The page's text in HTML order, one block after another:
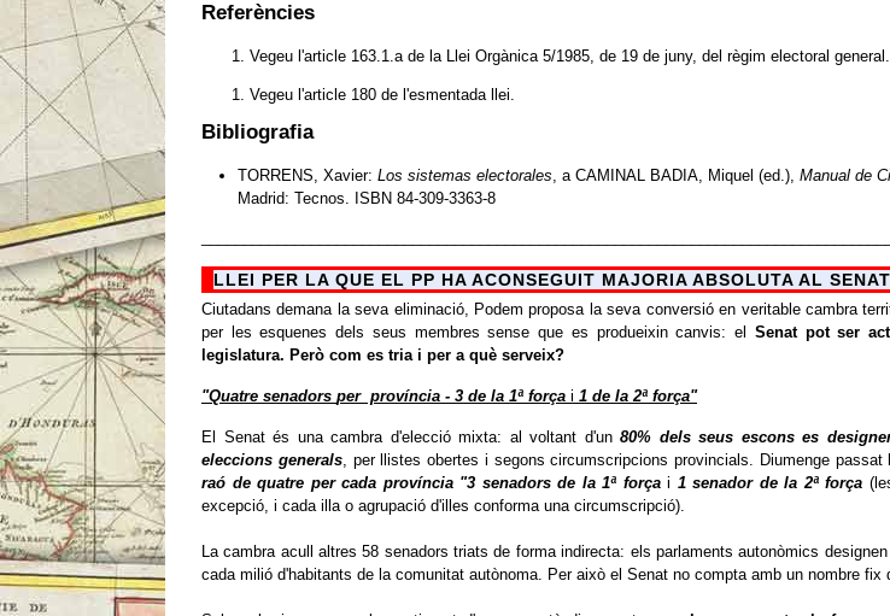
Referències
Vegeu l'article 163.1.a de la Llei Orgànica 5/1985, de 19 de juny, del règim electoral general.
Vegeu l'article 180 de l'esmentada llei.
Bibliografia
TORRENS, Xavier: Los sistemas electorales, a CAMINAL BADIA, Miquel (ed.), Manual de
Madrid: Tecnos. ISBN 84-309-3363-8
LLEI PER LA QUE EL PP HA ACONSEGUIT MAJORIA ABSOLUTA AL
Ciutadans demana la seva eliminació, Podem proposa la seva conversió en veritable cambra
per les esquenes dels seus membres sense que es produeixin canvis: el Senat pot ser
legislatura. Però com es tria i per a què serveix?
"Quatre senadors per província - 3 de la 1ª força i 1 de la 2ª força"
El Senat és una cambra d'elecció mixta: al voltant d'un80% dels seus escons es
eleccions generals, per llistes obertes i segons circumscripcions provincials. Diumenge
raó de quatre per cada província "3 senadors de la 1ª forçai 1 senador de la 2ª força
excepció, i cada illa o agrupació d'illes conforma una circumscripció).
La cambra acull altres 58 senadors triats de forma indirecta: els parlaments autonòmics
cada milió d'habitants de la comunitat autònoma. Per això el Senat no compta amb un nombre fix